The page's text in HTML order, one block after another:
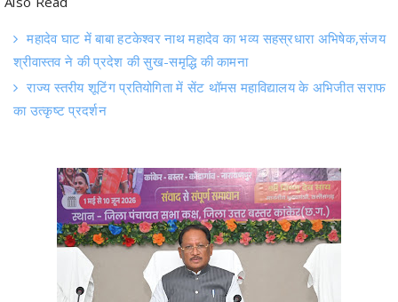
श्रीवास्तव ने की प्रदेश की सुख-समृद्धि की कामना
राज्य स्तरीय शूटिंग प्रतियोगिता में सेंट थॉमस महाविद्यालय के अभिजीत सराफ
का उत्कृष्ट प्रदर्शन